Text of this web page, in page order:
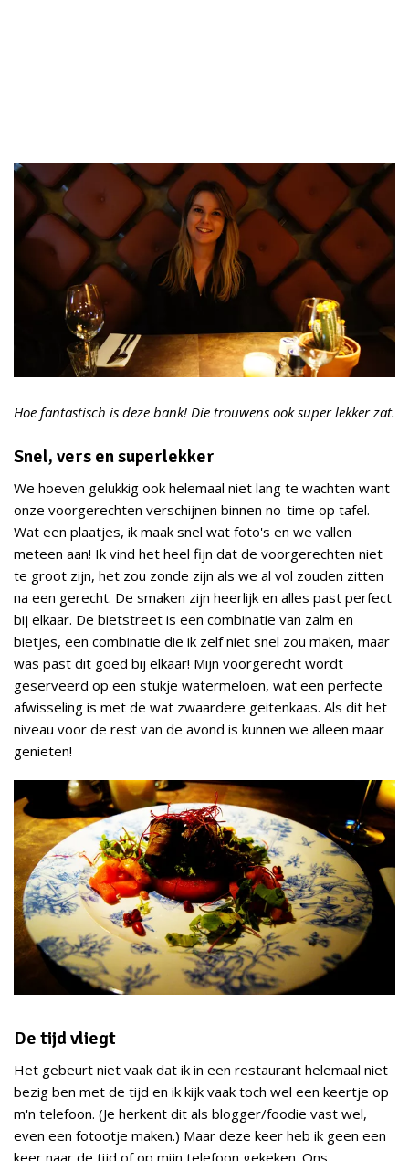
Hoe fantastisch is deze bank! Die trouwens ook super lekker zat.
Snel, vers en superlekker
We hoeven gelukkig ook helemaal niet lang te wachten want
onze voorgerechten verschijnen binnen no-time op tafel.
Wat een plaatjes, ik maak snel wat foto's en we vallen
meteen aan! Ik vind het heel fijn dat de voorgerechten niet
te groot zijn, het zou zonde zijn als we al vol zouden zitten
na een gerecht. De smaken zijn heerlijk en alles past perfect
bij elkaar. De bietstreet is een combinatie van zalm en
bietjes, een combinatie die ik zelf niet snel zou maken, maar
was past dit goed bij elkaar! Mijn voorgerecht wordt
geserveerd op een stukje watermeloen, wat een perfecte
afwisseling is met de wat zwaardere geitenkaas. Als dit het
niveau voor de rest van de avond is kunnen we alleen maar
genieten!
De tijd vliegt
Het gebeurt niet vaak dat ik in een restaurant helemaal niet
bezig ben met de tijd en ik kijk vaak toch wel een keertje op
m'n telefoon. (Je herkent dit als blogger/foodie vast wel,
even een fotootje maken.) Maar deze keer heb ik geen een